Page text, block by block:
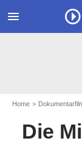
menu
Home
Die